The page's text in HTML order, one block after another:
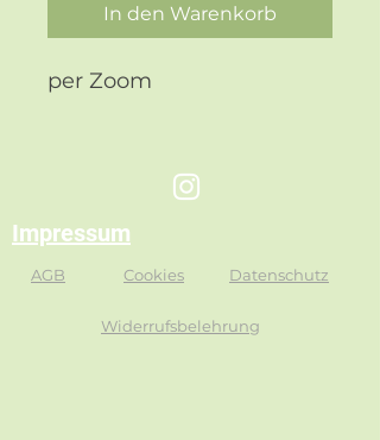
In den Warenkorb
per Zoom
Impressum
AGB Cookies Datenschutz
Widerrufsbelehrung